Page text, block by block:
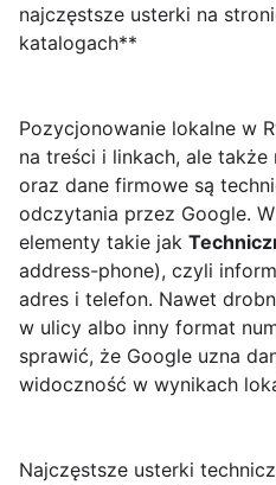
najczęstsze usterki na
katalogach**
Pozycjonowanie lokalne w
na treści i linkach, ale
oraz dane firmowe są
odczytania przez Google.
elementy takie jak
address-phone), czyli
adres i telefon. Nawet
w ulicy albo inny format
sprawić, że Google uzna
widoczność w wynikach
Najczęstsze usterki